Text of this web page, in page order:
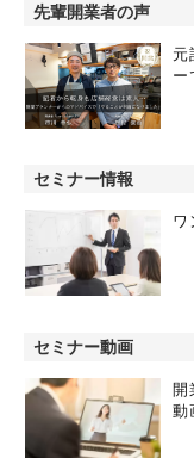
先輩開業者の声
元
ー
セミナー情報
ワ
セミナー動画
開
動